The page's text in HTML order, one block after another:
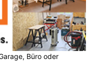
Büro oder